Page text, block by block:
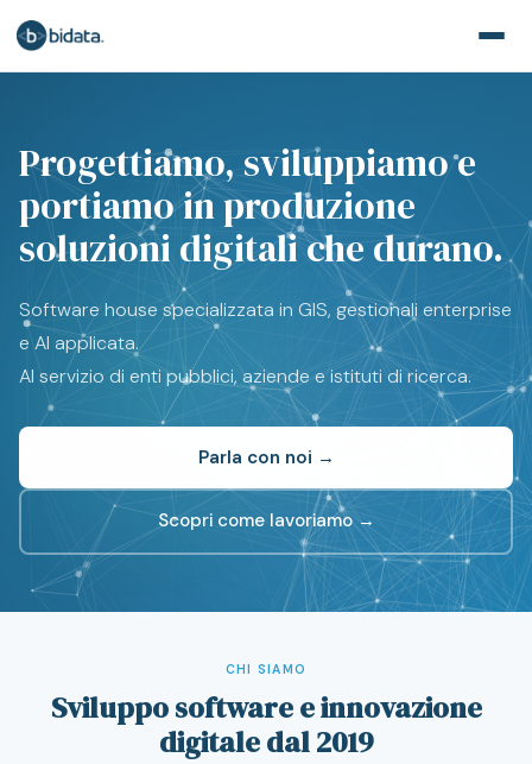
Progettiamo, sviluppiamo e
portiamo in produzione
soluzioni digitali che durano.
Software house specializzata in GIS, gestionali enterprise
e AI applicata.
Al servizio di enti pubblici, aziende e istituti di ricerca.
Parla con noi →
Scopri come lavoriamo →
CHI SIAMO
Sviluppo software e innovazione
digitale dal 2019